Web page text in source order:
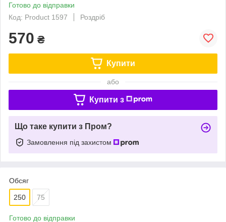
Готово до відправки
Код: Product 1597
Роздріб
570 ₴
Купити
або
Купити з
Що таке купити з Пром?
Замовлення під захистом
Обсяг
250 75
Готово до відправки